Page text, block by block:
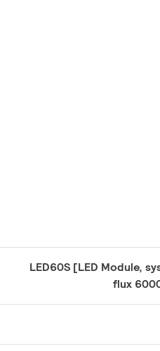
LED60S [LED Module,
flux